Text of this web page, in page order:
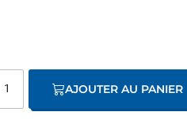
AJOUTER AU PANIER